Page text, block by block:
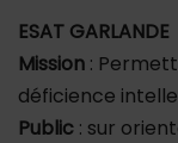
ESAT GARLANDE
Mission :
déficience
Public : sur